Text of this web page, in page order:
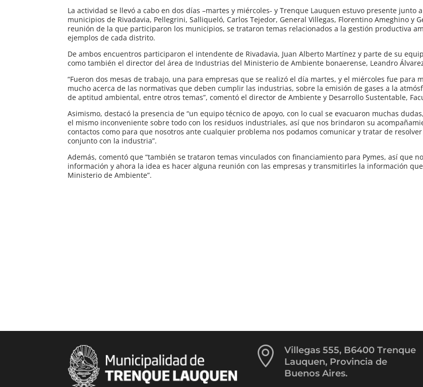
La actividad se llevó a cabo en dos días –martes y miércoles- y Trenque Lauquen estuvo presente junto
municipios de Rivadavia, Pellegrini, Salliqueló, Carlos Tejedor, General Villegas, Florentino Ameghino y
reunión de la que participaron los municipios, se trataron temas relacionados a la gestión productiva
ejemplos de cada distrito.
De ambos encuentros participaron el intendente de Rivadavia, Juan Alberto Martínez y parte de su
como también el director del área de Industrias del Ministerio de Ambiente bonaerense, Leandro
“Fueron dos mesas de trabajo, una para empresas que se realizó el día martes, y el miércoles fue para
mucho acerca de las normativas que deben cumplir las industrias, sobre la emisión de gases a la
de aptitud ambiental, entre otros temas”, comentó el director de Ambiente y Desarrollo Sustentable,
Asimismo, destacó la presencia de “un equipo técnico de apoyo, con lo cual se evacuaron muchas
el mismo inconveniente sobre todo con los residuos industriales, así que nos brindaron su
contactos como para que nosotros ante cualquier problema nos podamos comunicar y tratar de
conjunto con la industria”.
Además, comentó que “también se trataron temas vinculados con financiamiento para Pymes, así que
información y ahora la idea es hacer alguna reunión con las empresas y transmitirles la información
Ministerio de Ambiente”.

Villegas 555, B6400 Trenque
Lauquen, Provincia de
Buenos Aires.